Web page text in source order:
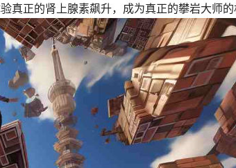
正的肾上腺素飙升，成为真正的攀岩大师的